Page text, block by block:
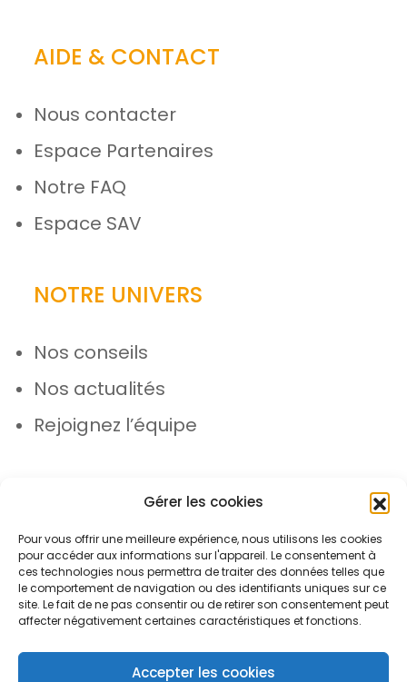
Gérer les cookies
Pour vous offrir une meilleure expérience, nous utilisons les cookies
pour accéder aux informations sur l'appareil. Le consentement à
ces technologies nous permettra de traiter des données telles que
le comportement de navigation ou des identifiants uniques sur ce
site. Le fait de ne pas consentir ou de retirer son consentement peut
affecter négativement certaines caractéristiques et fonctions.
Accepter les cookies
AIDE & CONTACT
Nous contacter
Espace Partenaires
Notre FAQ
Espace SAV
NOTRE UNIVERS
Nos conseils
Nos actualités
Rejoignez l’équipe
© Azergo 2026 - Tous droits réservés
Protection des données